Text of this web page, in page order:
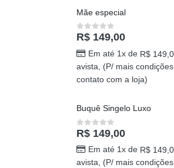
Mãe especial
0out of 5
R$ 149,00
Em até 1x de R$
avista, (P/ mais
contato com a loja)
Buquê Singelo Luxo
0out of 5
R$ 149,00
Em até 1x de R$
avista, (P/ mais